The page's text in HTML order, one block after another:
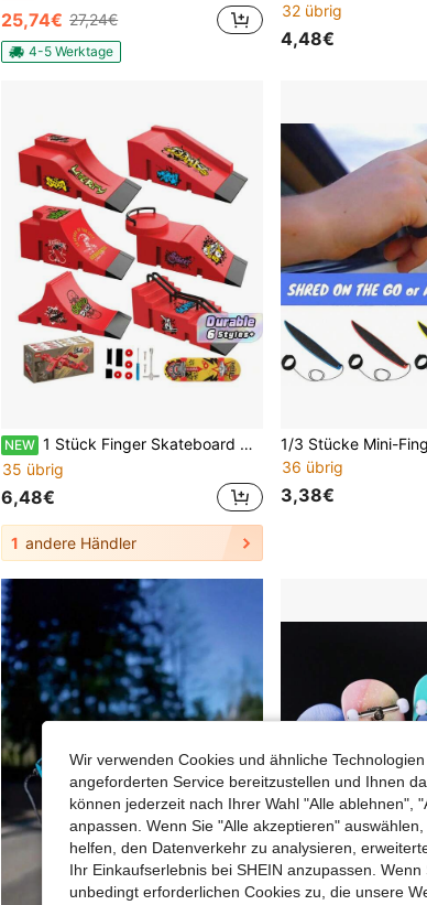
25,74€ 27,24€
4-5 Werktage
32 übrig
4,48€
NEW 1 Stück Finger Skateboard Spiel (Skateboard Muster und Skateboard Rad Farbe zufällig), Outdoor Spielset, Rampe Set, Mini Finger Skateboard, Park Rampe Kit, Fingerboard Half Pipe, Ultimate Parks Trainings Zubehör
35 übrig
6,48€
1 andere Händler
36 übrig
3,38€
Wir verwenden Cookies und ähnliche
angeforderten Service bereitzustellen und Ihnen
können jederzeit nach Ihrer Wahl "Alle ablehnen",
anpassen. Wenn Sie "Alle akzeptieren"
helfen, den Datenverkehr zu analysieren,
Ihr Einkaufserlebnis bei SHEIN anzupassen.
unbedingt erforderlichen Cookies zu, die unsere